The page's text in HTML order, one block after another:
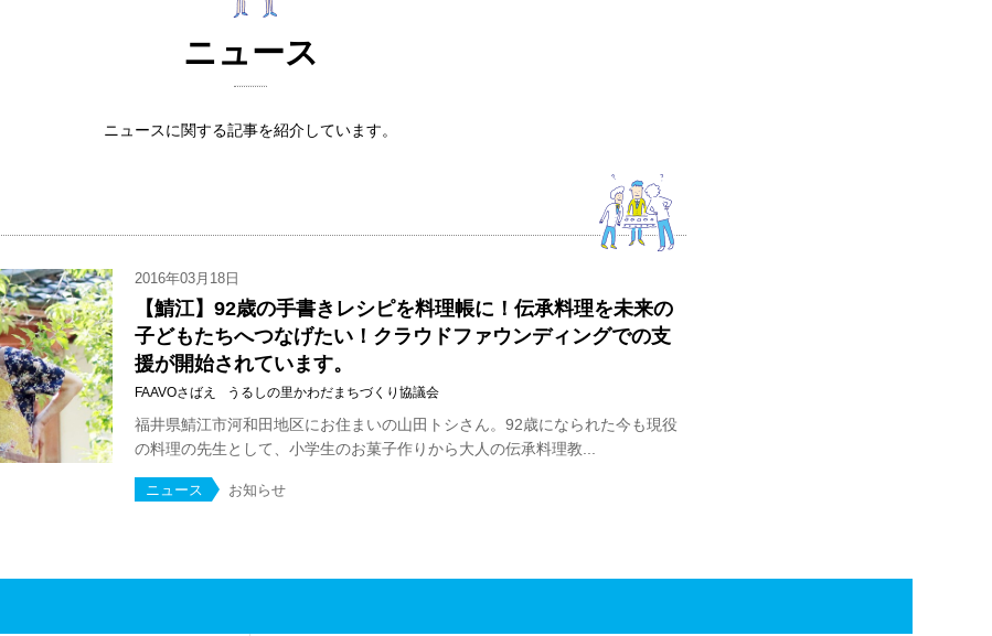
ニュース
ニュースに関する記事を紹介しています。
2016年03月18日
【鯖江】92歳の手書きレシピを料理帳に！伝承料理を未来の
子どもたちへつなげたい！クラウドファウンディングでの支
援が開始されています。
FAAVOさばえ うるしの里かわだまちづくり協議会
福井県鯖江市河和田地区にお住まいの山田トシさん。92歳になられた今も現役
の料理の先生として、小学生のお菓子作りから大人の伝承料理教...
ニュース お知らせ